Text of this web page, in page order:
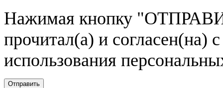
Нажимая кнопку
прочитал(а) и согласен(на)
использования
Отправить